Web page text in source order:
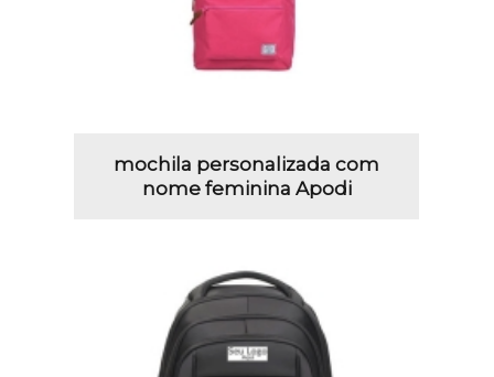
mochila personalizada com
nome feminina Apodi